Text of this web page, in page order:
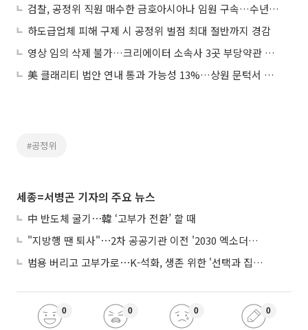
검찰, 공정위 직원 매수한 금호아시아나 임원 구속…수년간 증거인멸
하도급업체 피해 구제 시 공정위 벌점 최대 절반까지 경감
영상 임의 삭제 불가…크리에이터 소속사 3곳 부당약관 시정
美 클래리티 법안 연내 통과 가능성 13%…상원 문턱서 제동
#공정위
세종=서병곤 기자의 주요 뉴스
中 반도체 굴기⋯韓 ‘고부가 전환’ 할 때
"지방행 땐 퇴사"⋯2차 공공기관 이전 '2030 엑소더스' 뇌관
범용 버리고 고부가로⋯K-석화, 생존 위한 '선택과 집중'
0 0 0 0